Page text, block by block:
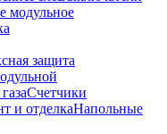
модульное
защита
Счетчики
и отделкаНапольные